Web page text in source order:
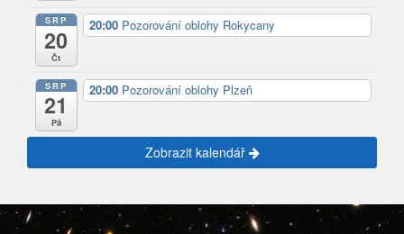
SRP
20
Čt
20:00 Pozorování oblohy Rokycany
SRP
21
Pá
20:00 Pozorování oblohy Plzeň
Zobrazit kalendář